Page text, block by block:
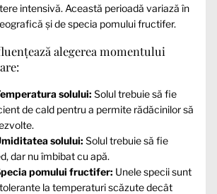
intensivă. Această perioadă variază în
și de specia pomului fructifer.
alegerea momentului
solului: Solul trebuie să fie
de cald pentru a permite rădăcinilor să
solului: Solul trebuie să fie
dar nu îmbibat cu apă.
pomului fructifer: Unele specii sunt
la temperaturi scăzute decât